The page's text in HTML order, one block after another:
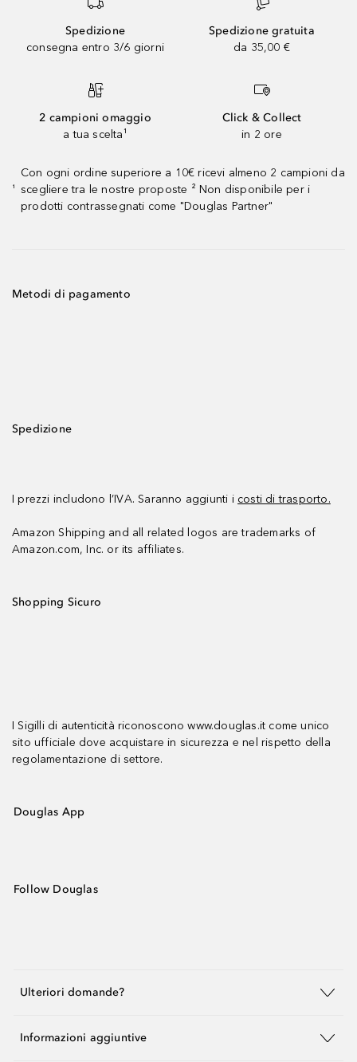
Spedizione
consegna entro 3/6 giorni
Spedizione gratuita
da 35,00 €
2 campioni omaggio
a tua scelta¹
Click & Collect
in 2 ore
¹
Con ogni ordine superiore a 10€ ricevi almeno 2 campioni da
scegliere tra le nostre proposte ² Non disponibile per i
prodotti contrassegnati come "Douglas Partner"
Metodi di pagamento
Spedizione
I prezzi includono l’IVA. Saranno aggiunti i costi di trasporto.
Amazon Shipping and all related logos are trademarks of
Amazon.com, Inc. or its affiliates.
Shopping Sicuro
I Sigilli di autenticità riconoscono www.douglas.it come unico
sito ufficiale dove acquistare in sicurezza e nel rispetto della
regolamentazione di settore.
Douglas App
Follow Douglas
Ulteriori domande?
Informazioni aggiuntive